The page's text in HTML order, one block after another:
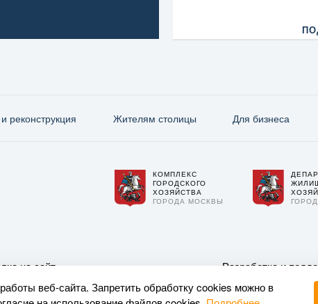
реконструкция Жителям столицы Для бизнеса
КОМПЛЕКС
ГОРОДСКОГО
ХОЗЯЙСТВА
ГОРОДА МОСКВЫ
на сайт
Разработка и
веб-сайта. Запретить обработку cookies можно в